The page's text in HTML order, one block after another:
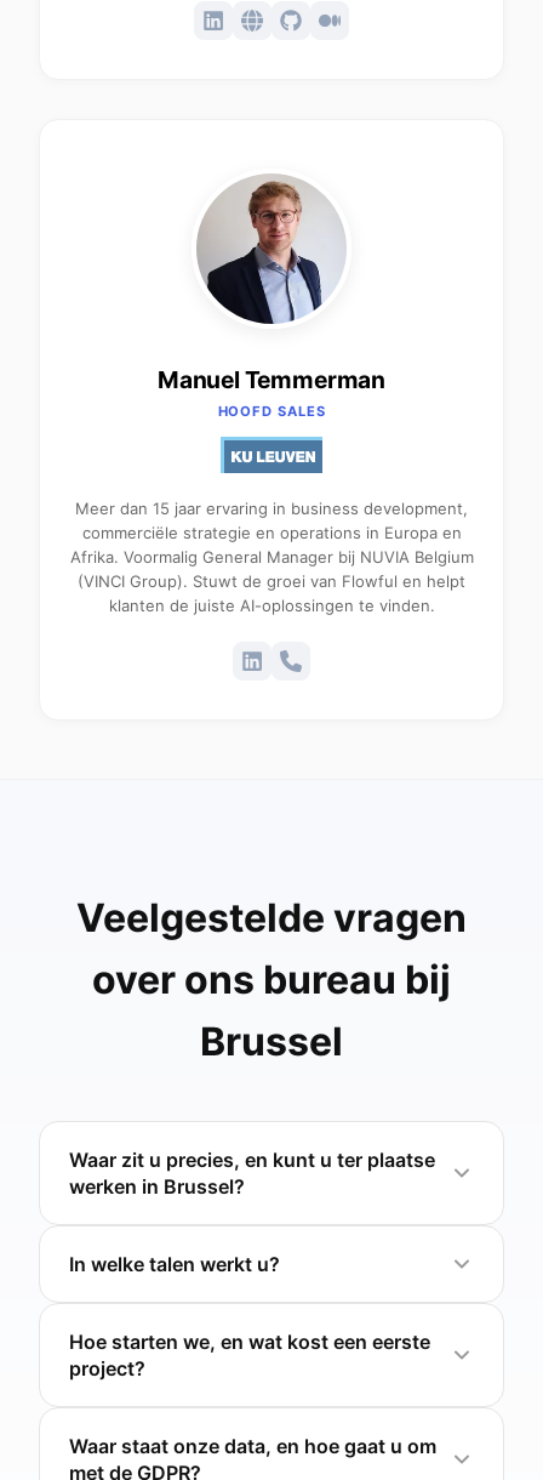
Manuel Temmerman
HOOFD SALES
Meer dan 15 jaar ervaring in business development,
commerciële strategie en operations in Europa en
Afrika. Voormalig General Manager bij NUVIA Belgium
(VINCI Group). Stuwt de groei van Flowful en helpt
klanten de juiste AI-oplossingen te vinden.
Veelgestelde vragen
over ons bureau bij
Brussel
Waar zit u precies, en kunt u ter plaatse
werken in Brussel?
In welke talen werkt u?
Hoe starten we, en wat kost een eerste
project?
Waar staat onze data, en hoe gaat u om
met de GDPR?